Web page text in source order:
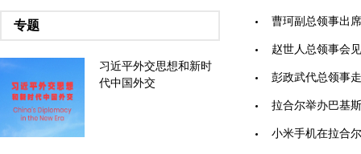
专题
习近平外交思想和新时
代中国外交
曹珂副总领事出
赵世人总领事会
彭政武代总领事
拉合尔举办巴基
小米手机在拉合